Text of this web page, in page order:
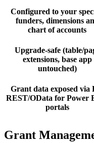
Configured to your
funders, dimensions
chart of accounts
Upgrade-safe (table/
extensions, base app
untouched)
Grant data exposed via
REST/OData for Power
portals
Grant